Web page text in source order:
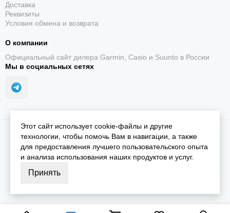
Доставка
Реквизиты
Условия обмена и возврата
О компании
Официальный сайт дилера Garmin, Casio и Suunto в России
Мы в социальных сетях
2026 © iGarmin.Карта сайта
Этот сайт использует cookie-файлы и другие
технологии, чтобы помочь Вам в навигации, а также
для предоставления лучшего пользовательского опыта
и анализа использования наших продуктов и услуг.
Принять